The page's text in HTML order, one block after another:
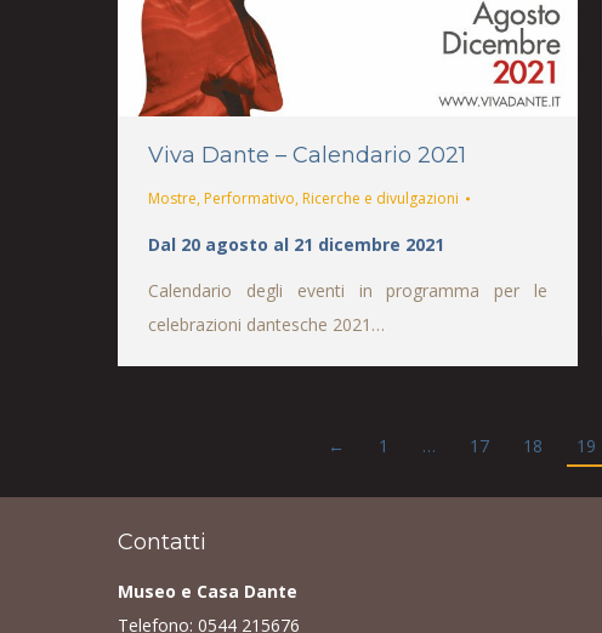
Viva Dante – Calendario 2021
Mostre, Performativo, Ricerche e divulgazioni
Dal 20 agosto al 21 dicembre 2021
Calendario degli eventi in programma per le
celebrazioni dantesche 2021…
← 1 … 17 18 19
Contatti
Museo e Casa Dante
Telefono: 0544 215676